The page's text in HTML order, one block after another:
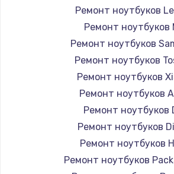
Ремонт ноутбуков
Ремонт ноутбуков
Ремонт ноутбуков
Ремонт ноутбуков
Ремонт ноутбуков
Ремонт ноутбуков
Ремонт ноутбуков
Ремонт ноутбуков
Ремонт ноутбуков
Ремонт ноутбуков